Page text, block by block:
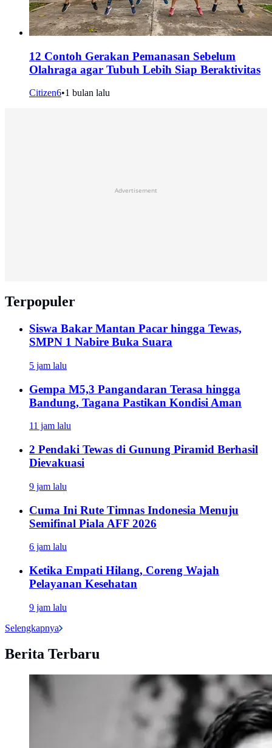
12 Contoh Gerakan Pemanasan Sebelum
Olahraga agar Tubuh Lebih Siap Beraktivitas
Citizen6•1 bulan lalu
Advertisement
Terpopuler
Siswa Bakar Mantan Pacar hingga Tewas,
SMPN 1 Nabire Buka Suara
5 jam lalu
Gempa M5,3 Pangandaran Terasa hingga
Bandung, Tagana Pastikan Kondisi Aman
11 jam lalu
2 Pendaki Tewas di Gunung Piramid Berhasil
Dievakuasi
9 jam lalu
Cuma Ini Rute Timnas Indonesia Menuju
Semifinal Piala AFF 2026
6 jam lalu
Ketika Empati Hilang, Coreng Wajah
Pelayanan Kesehatan
9 jam lalu
Selengkapnya
Berita Terbaru